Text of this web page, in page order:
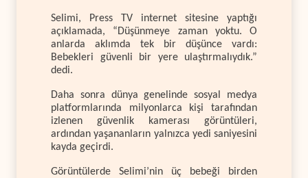
Selimi, Press TV internet sitesine yaptığı
açıklamada, “Düşünmeye zaman yoktu. O
anlarda aklımda tek bir düşünce vardı:
Bebekleri güvenli bir yere ulaştırmalıydık.”
dedi.
Daha sonra dünya genelinde sosyal medya
platformlarında milyonlarca kişi tarafından
izlenen güvenlik kamerası görüntüleri,
ardından yaşananların yalnızca yedi saniyesini
kayda geçirdi.
Görüntülerde Selimi’nin üç bebeği birden